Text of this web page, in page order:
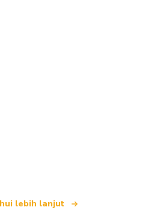
lebih lanjut